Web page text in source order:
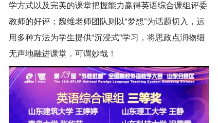
学方式以及完美的课堂把握能力赢得英语综合课组评委
教师的好评；魏维老师团队则以“梦想”为话题切入，运
用多种方法为学生提供“沉浸式”学习，将思政点润物细
无声地融进课堂，可谓妙哉！